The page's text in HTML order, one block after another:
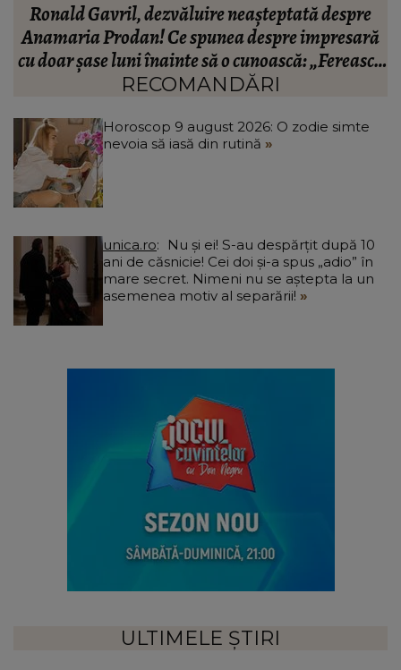
BREAKING! Lionel Messi este în doliu! Tatăl
fotbalistului s-a stins din viață!
RECOMANDĂRI
Horoscop 9 august 2026: O zodie simte
nevoia să iasă din rutină
unica.ro
ani de căsnicie! Cei doi și-a spus „adio” în
mare secret. Nimeni nu se aștepta la un
asemenea motiv al separării!
ULTIMELE ȘTIRI